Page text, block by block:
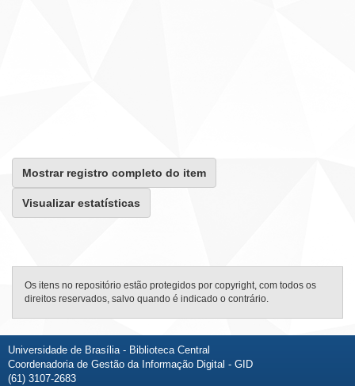
Mostrar registro completo do item
Visualizar estatísticas
Os itens no repositório estão protegidos por copyright, com todos os
direitos reservados, salvo quando é indicado o contrário.
Universidade de Brasília - Biblioteca Central
Coordenadoria de Gestão da Informação Digital - GID
(61) 3107-2683